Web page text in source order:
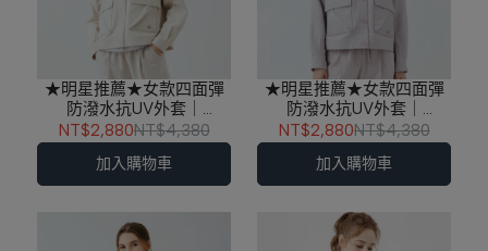
★明星推薦★女款四面彈
防潑水抗UV外套｜
261TR202-83
NT$2,880NT$4,380
加入購物車
★明星推薦★女款四面彈
防潑水抗UV外套｜
261TR202-92
NT$2,880NT$4,380
加入購物車